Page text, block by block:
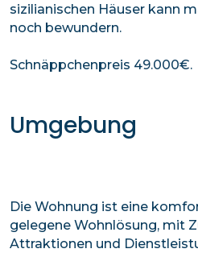
sizilianischen Häuser kann
noch bewundern.
Schnäppchenpreis 49.000€.
Umgebung
Die Wohnung ist eine
gelegene Wohnlösung, mit
Attraktionen und